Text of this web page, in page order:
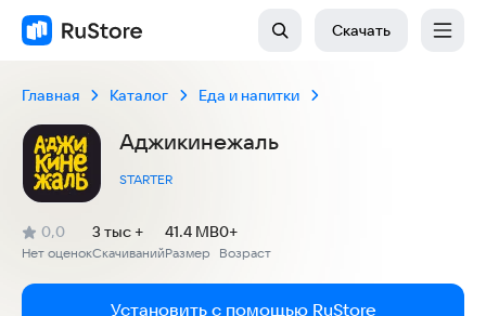
Скачать
Главная Каталог Еда и напитки
Аджикинежаль
STARTER
Рейтинг:
0,0
(
Нет оценок
)
Скачиваний
3 тыс +
Размер
41.4 MB
Возраст
0+
Установить с помощью RuStore